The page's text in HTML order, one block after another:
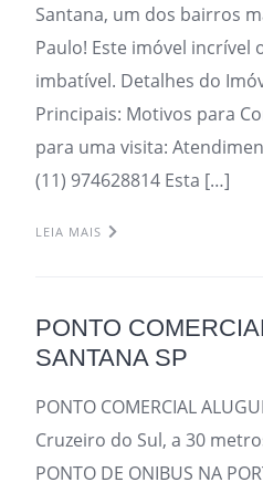
Santana, um dos bairros
Paulo! Este imóvel incrível
imbatível. Detalhes do
Principais: Motivos para
para uma visita:
(11) 974628814 Esta […]
LEIA MAIS
PONTO
SANTANA SP
PONTO COMERCIAL
Cruzeiro do Sul, a 30
PONTO DE ONIBUS NA